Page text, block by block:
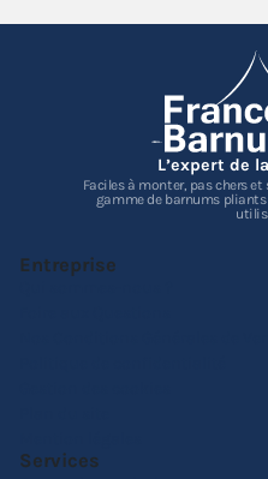
L’expert de
Faciles à monter, pas chers
gamme de barnums
Entreprise
Services